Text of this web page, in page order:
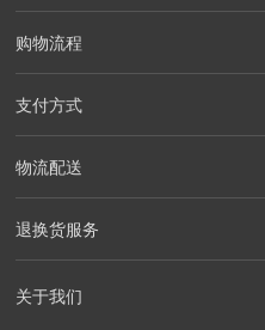
购物流程
支付方式
物流配送
退换货服务
关于我们